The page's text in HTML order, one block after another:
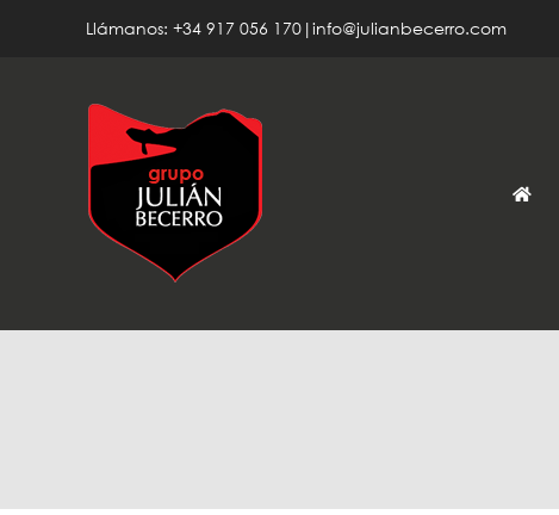
Llámanos: +34 917 056 170|info@julianbecerro.com